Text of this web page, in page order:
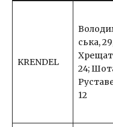
KRENDEL
ська,
24;
12